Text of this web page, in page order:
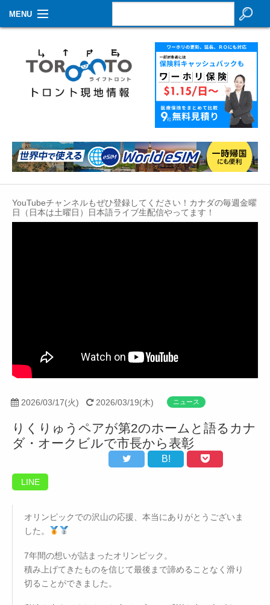
MENU
生活情報
その他
イベントカレンダー
Contact
YouTubeチャンネルもぜひ登録してください！カナダの毎週金曜
日（日本は土曜日）日本語ライブ生配信やってます！
2026/03/17(火) 2026/03/19(木) ニュース
りくりゅうペアが第2のホームと語るカナ
ダ・オークビルで市長から表彰
B!
LINE
オリンピックでの沢山の応援、本当にありがとうございま
した。
7年間の想いが詰まったオリンピック。
積み上げてきたものを信じて最後まで諦めることなく滑り
切ることができました。